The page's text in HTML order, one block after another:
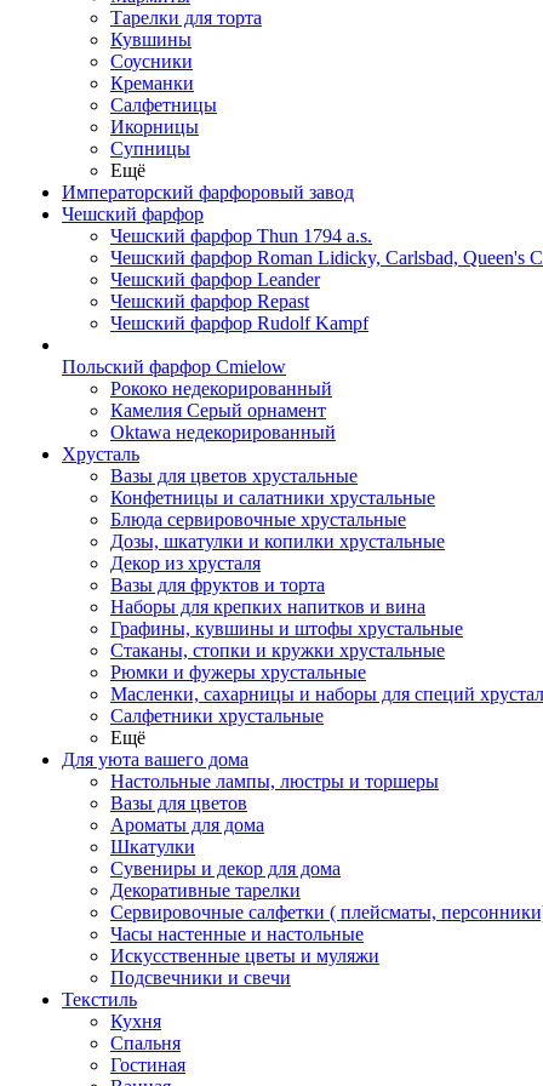
Тарелки для торта
Кувшины
Соусники
Креманки
Салфетницы
Икорницы
Супницы
Ещё
Императорский фарфоровый завод
Чешский фарфор
Чешский фарфор Thun 1794 a.s.
Чешский фарфор Roman Lidicky, Carlsbad, Queen's
Чешский фарфор Leander
Чешский фарфор Repast
Чешский фарфор Rudolf Kampf
Польский фарфор Сmielow
Рококо недекорированный
Камелия Серый орнамент
Oktawa недекорированный
Хрусталь
Вазы для цветов хрустальные
Конфетницы и салатники хрустальные
Блюда сервировочные хрустальные
Дозы, шкатулки и копилки хрустальные
Декор из хрусталя
Вазы для фруктов и торта
Наборы для крепких напитков и вина
Графины, кувшины и штофы хрустальные
Стаканы, стопки и кружки хрустальные
Рюмки и фужеры хрустальные
Масленки, сахарницы и наборы для специй
Салфетники хрустальные
Ещё
Для уюта вашего дома
Настольные лампы, люстры и торшеры
Вазы для цветов
Ароматы для дома
Шкатулки
Сувениры и декор для дома
Декоративные тарелки
Сервировочные салфетки ( плейсматы,
Часы настенные и настольные
Искусственные цветы и муляжи
Подсвечники и свечи
Текстиль
Кухня
Спальня
Гостиная